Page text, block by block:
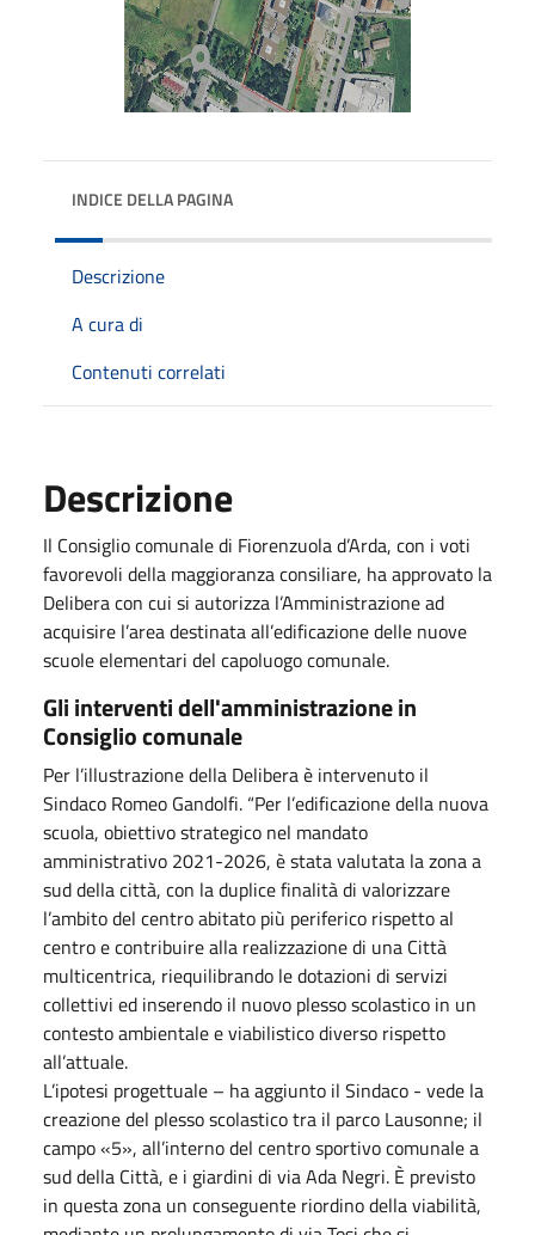
INDICE DELLA PAGINA
Descrizione
A cura di
Contenuti correlati
Descrizione
Il Consiglio comunale di Fiorenzuola d’Arda, con i voti
favorevoli della maggioranza consiliare, ha approvato la
Delibera con cui si autorizza l’Amministrazione ad
acquisire l’area destinata all’edificazione delle nuove
scuole elementari del capoluogo comunale.
Gli interventi dell'amministrazione in
Consiglio comunale
Per l’illustrazione della Delibera è intervenuto il
Sindaco Romeo Gandolfi. “Per l’edificazione della nuova
scuola, obiettivo strategico nel mandato
amministrativo 2021-2026, è stata valutata la zona a
sud della città, con la duplice finalità di valorizzare
l’ambito del centro abitato più periferico rispetto al
centro e contribuire alla realizzazione di una Città
multicentrica, riequilibrando le dotazioni di servizi
collettivi ed inserendo il nuovo plesso scolastico in un
contesto ambientale e viabilistico diverso rispetto
all’attuale.
L’ipotesi progettuale – ha aggiunto il Sindaco - vede la
creazione del plesso scolastico tra il parco Lausonne; il
campo «5», all’interno del centro sportivo comunale a
sud della Città, e i giardini di via Ada Negri. È previsto
in questa zona un conseguente riordino della viabilità,